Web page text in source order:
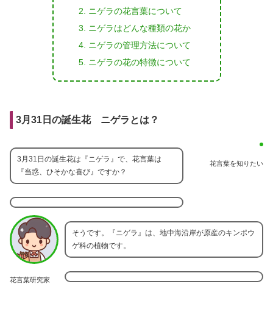
ニゲラの花言葉について
ニゲラはどんな種類の花か
ニゲラの管理方法について
ニゲラの花の特徴について
3月31日の誕生花 ニゲラとは？
花言葉を知りたい
3月31日の誕生花は『ニゲラ』で、花言葉は
『当惑、ひそかな喜び』ですか？
花言葉研究家
そうです。『ニゲラ』は、地中海沿岸が原産のキンポウ
ゲ科の植物です。